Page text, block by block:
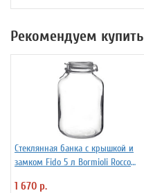
Рекомендуем купить
Стеклянная банка с крышкой и
замком Fido 5 л Bormioli Rocco
1 670 р.